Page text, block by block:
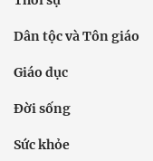
Dân tộc và Tôn giáo
Giáo dục
Đời sống
Sức khỏe